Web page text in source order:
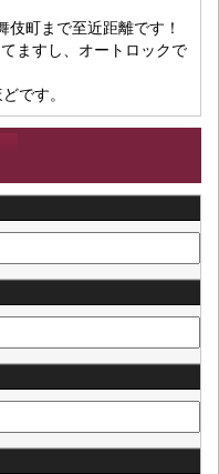
町まで至近距離です！
ますし、オートロックで
です。